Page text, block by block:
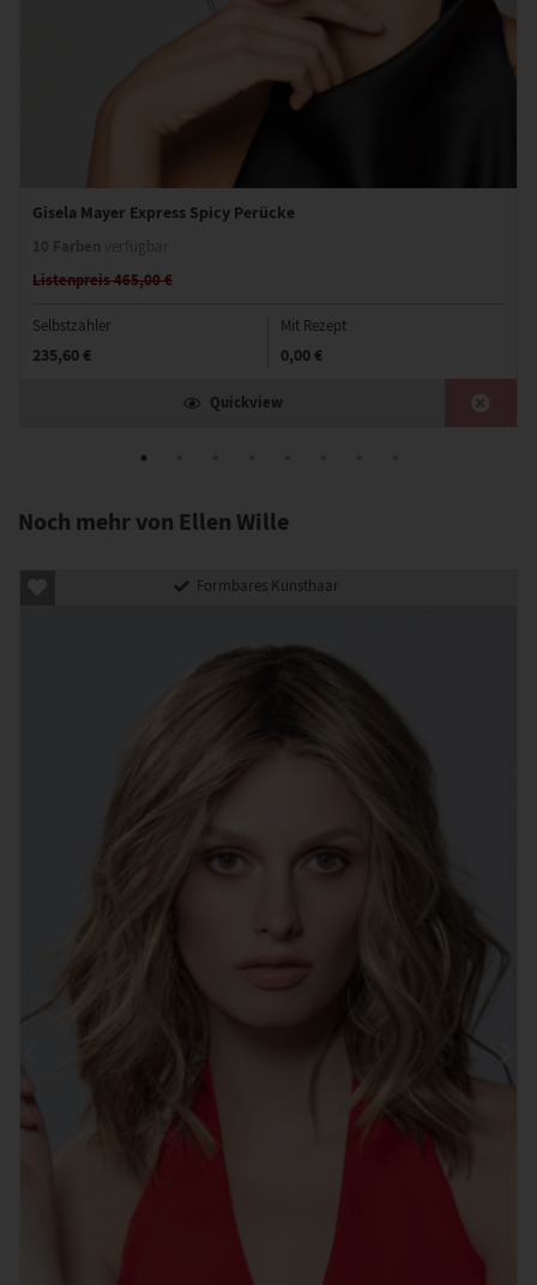
Gisela Mayer Express Spicy Perücke
Listenpreis 465,00 €
Selbstzahler
235,60 €
Mit Rezept
0,00 €
Quickview
Noch mehr von Ellen Wille
Formbares Kunsthaar